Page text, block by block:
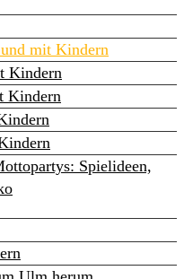
mit Kindern
Kindern
Kindern
Spielideen,